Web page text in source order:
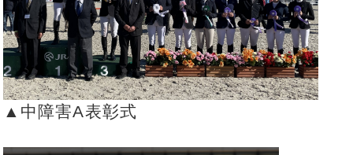
▲中障害A表彰式